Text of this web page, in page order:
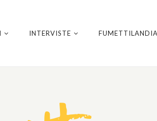
INTERVISTE FUMETTILANDIA